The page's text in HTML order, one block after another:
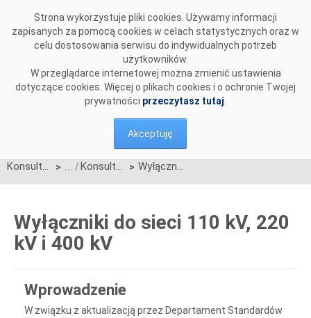
Strona wykorzystuje pliki cookies. Używamy informacji
zapisanych za pomocą cookies w celach statystycznych oraz w
celu dostosowania serwisu do indywidualnych potrzeb
użytkowników.
W przeglądarce internetowej można zmienić ustawienia
dotyczące cookies. Więcej o plikach cookies i o ochronie Twojej
prywatności przeczytasz tutaj
Akceptuję
Konsultacje > Konsultacje zakończone > Wyłączniki do sieci 110 kV, 220 kV i 400 kV
Wyłączniki do sieci 110 kV, 220
kV i 400 kV
Wprowadzenie
W związku z aktualizacją przez Departament Standardów